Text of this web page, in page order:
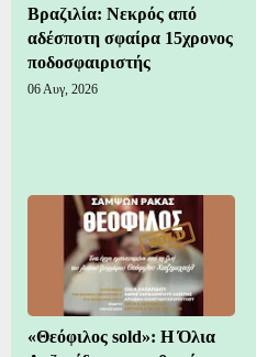
Βραζιλία: Νεκρός από
αδέσποτη σφαίρα 15χρονος
ποδοσφαιριστής
06 Αυγ, 2026
«Θεόφιλος sold»: Η Όλια